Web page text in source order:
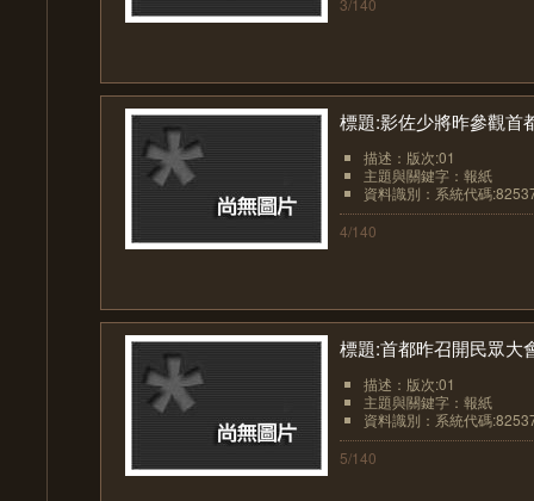
3/140
標題:影佐少將昨參觀首
描述：版次:01
主題與關鍵字：報紙
資料識別：系統代碼
4/140
標題:首都昨召開民眾大
描述：版次:01
主題與關鍵字：報紙
資料識別：系統代碼
5/140